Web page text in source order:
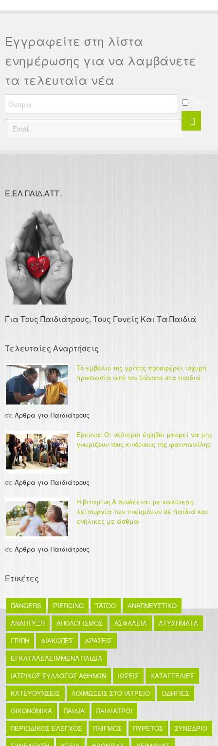
Εγγραφείτε στη λίστα
ενημέρωσης για να λαμβάνετε
τα τελευταία νέα
Γονείς
Ε.ΕΛ.ΠΑΙΔ.ΑΤΤ.
Για Τους Παιδιάτρους, Τους Γονείς Και Τα Παιδιά
Τελευταίες Αναρτήσεις
Το εμβόλιο της γρίπης προσφέρει ισχυρή
προστασία από τον θάνατο στα παιδιά
σε Άρθρα για Παιδιάτρους
Έρευνα: Οι νεότεροι έφηβοι μπορεί να μην
γνωρίζουν τους κινδύνους της φαιντανύλης
σε Άρθρα για Παιδιάτρους
Η βιταμίνη Α συνδέεται με καλύτερη
λειτουργία των πνευμόνων σε παιδιά και
ενήλικες με άσθμα
σε Άρθρα για Παιδιάτρους
Ετικέτες
DANGERS PIERCING TATOO
ΑΝΑΠΝΕΥΣΤΙΚΟ
ΑΝΑΠΤΥΞΗ
ΑΠΟΛΟΓΙΣΜΟΣ ΑΣΦΑΛΕΙΑ
ΑΤΥΧΗΜΑΤΑ
ΓΡΙΠΗ
ΔΙΑΚΟΠΕΣ
ΔΡΑΣΕΙΣ
ΕΓΚΑΤΑΛΕΛΕΙΜΜΕΝΑ ΠΑΙΔΙΑ
ΙΑΤΡΙΚΟΣ ΣΥΛΛΟΓΟΣ ΑΘΗΝΩΝ
ΙΩΣΕΙΣ
ΚΑΤΑΓΓΕΛΙΕΣ
ΚΑΤΕΥΘΥΝΣΕΙΣ
ΛΟΙΜΩΞΕΙΣ ΣΤΟ ΙΑΤΡΕΙΟ
ΟΔΗΓΙΕΣ
ΟΙΚΟΝΟΜΙΚΑ
ΠΑΙΔΙΑ
ΠΑΙΔΙΑΤΡΟΙ
ΠΕΡΙΟΔΙΚΟΣ ΕΛΕΓΧΟΣ
ΠΝΙΓΜΟΣ ΠΥΡΕΤΟΣ
ΣΥΝΕΔΡΙΟ